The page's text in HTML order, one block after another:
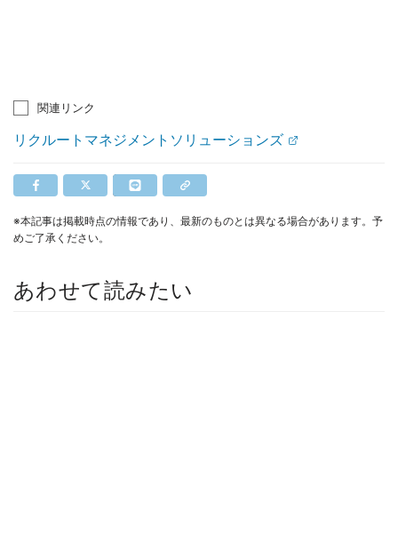
関連リンク
リクルートマネジメントソリューションズ
※本記事は掲載時点の情報であり、最新のものとは異なる場合があります。予
めご了承ください。
あわせて読みたい